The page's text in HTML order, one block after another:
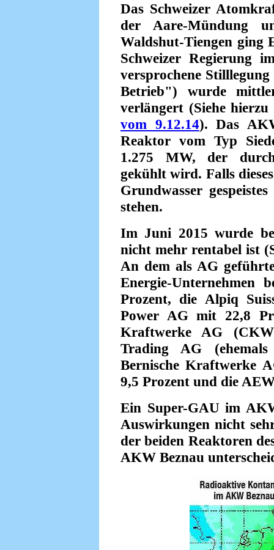
Das Schweizer
der Aare-Mündung
Waldshut-Tiengen ging
Schweizer Regierung
versprochene
Betrieb") wurde
verlängert (Siehe
vom 9.12.14). Das
Reaktor vom Typ
1.275 MW, der
gekühlt wird. Falls
Grundwasser
stehen.
Im Juni 2015 wurde
nicht mehr rentabel ist
An dem als AG
Energie-
Prozent, die Alpiq
Power AG mit 22,8
Kraftwerke AG
Trading AG
Bernische Kraftwerke
9,5 Prozent und die
Ein Super-GAU im
Auswirkungen nicht
der beiden Reaktoren
AKW Beznau